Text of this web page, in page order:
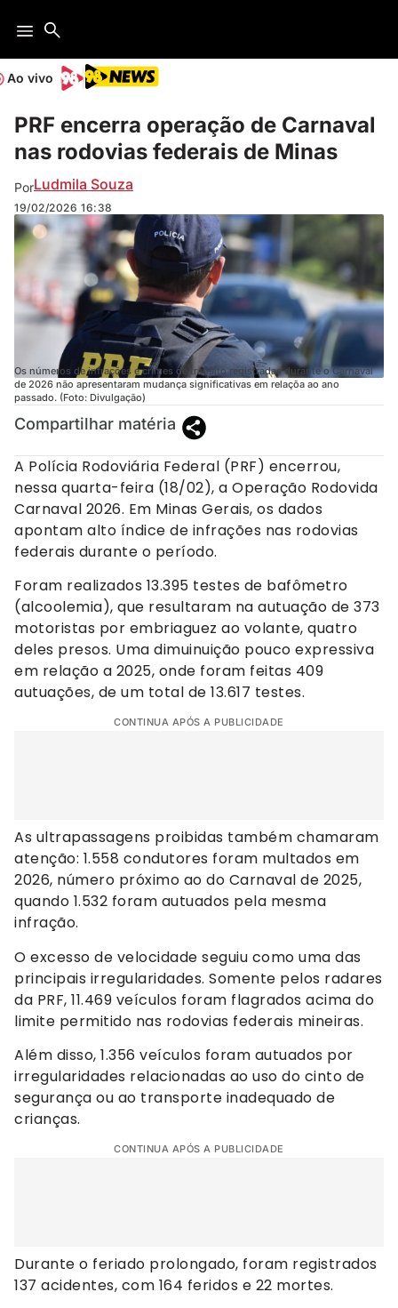
Ao vivo
PRF encerra operação de Carnaval
nas rodovias federais de Minas
PorLudmila Souza
19/02/2026 16:38
Os números de infrações e crimes de trânsito registradas durante o Carnaval
de 2026 não apresentaram mudança significativas em relaçõa ao ano
passado. (Foto: Divulgação)
Compartilhar matéria
A Polícia Rodoviária Federal (PRF) encerrou,
nessa quarta-feira (18/02), a Operação Rodovida
Carnaval 2026. Em Minas Gerais, os dados
apontam alto índice de infrações nas rodovias
federais durante o período.
Foram realizados 13.395 testes de bafômetro
(alcoolemia), que resultaram na autuação de 373
motoristas por embriaguez ao volante, quatro
deles presos. Uma dimuinuição pouco expressiva
em relação a 2025, onde foram feitas 409
autuações, de um total de 13.617 testes.
CONTINUA APÓS A PUBLICIDADE
As ultrapassagens proibidas também chamaram
atenção: 1.558 condutores foram multados em
2026, número próximo ao do Carnaval de 2025,
quando 1.532 foram autuados pela mesma
infração.
O excesso de velocidade seguiu como uma das
principais irregularidades. Somente pelos radares
da PRF, 11.469 veículos foram flagrados acima do
limite permitido nas rodovias federais mineiras.
Além disso, 1.356 veículos foram autuados por
irregularidades relacionadas ao uso do cinto de
segurança ou ao transporte inadequado de
crianças.
CONTINUA APÓS A PUBLICIDADE
Durante o feriado prolongado, foram registrados
137 acidentes, com 164 feridos e 22 mortes.